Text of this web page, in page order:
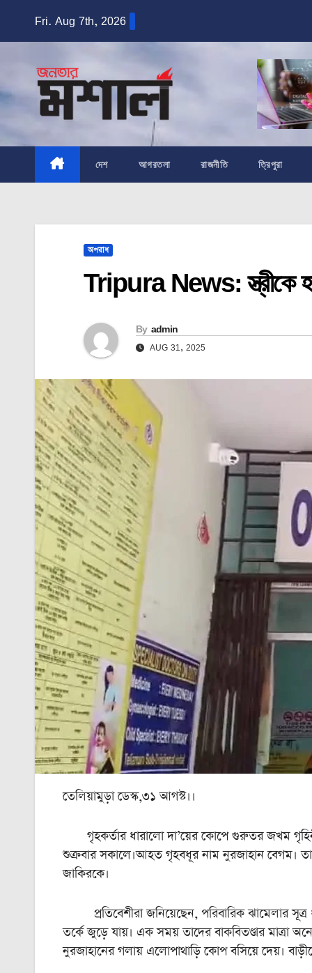
Fri. Aug 7th, 2026
দেশ আগরতলা রাজনীতি ত্রিপুরা
অপরাধ
Tripura News: স্ত্রীকে
By admin
AUG 31, 2025
তেলিয়ামুড়া ডেস্ক,৩১ আগস্ট।।
গৃহকর্তার ধারালো দা’য়ের কোপে গুরুতর জখম গৃহিনী।
শুক্রবার সকালে।আহত গৃহবধূর নাম নুরজাহান বেগম।
জাকিরকে।
প্রতিবেশীরা জনিয়েছেন, পরিবারিক ঝামেলার সূত্র
তর্কে জুড়ে যায়। এক সময় তাদের বাকবিতণ্ডার মাত্রা
নুরজাহানের গলায় এলোপাথাড়ি কোপ বসিয়ে দেয়।